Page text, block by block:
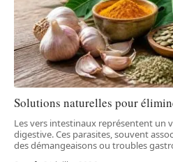
Solutions naturelles pour
Les vers intestinaux représentent un
digestive. Ces parasites, souvent
des démangeaisons ou troubles